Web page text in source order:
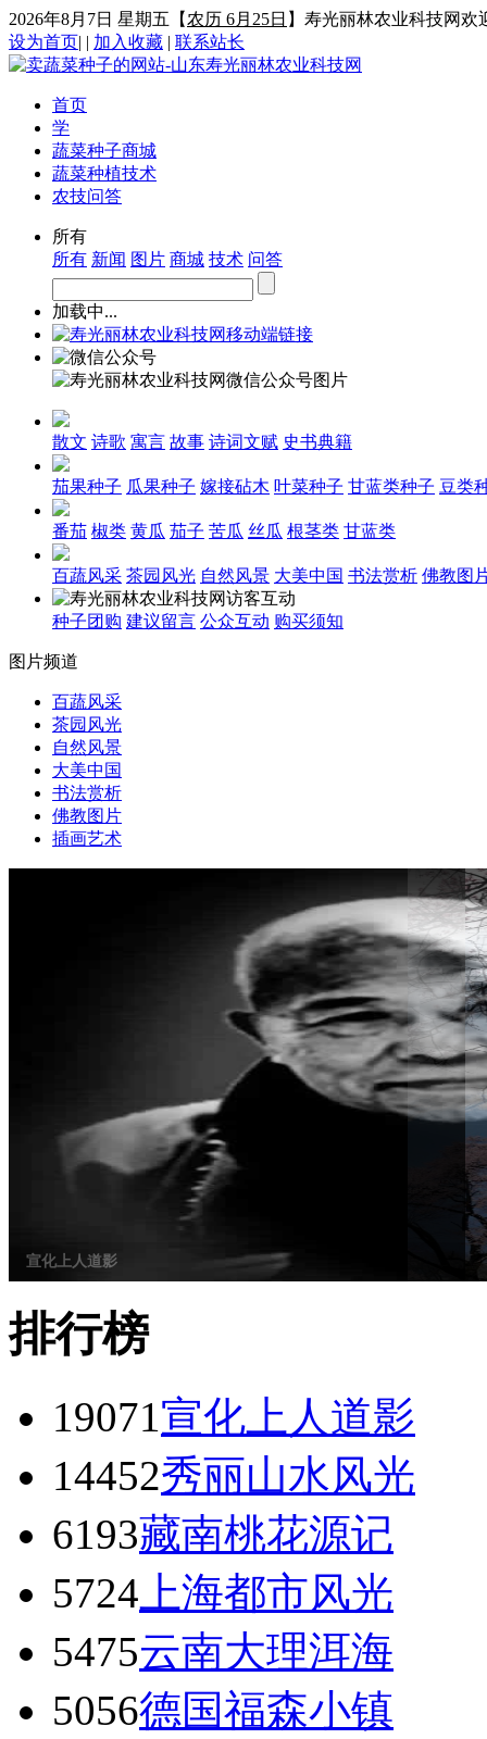
2026年8月7日 星期五 【农历 6月25日 】寿光丽林农业科技网欢
设为首页| | 加入收藏 | 联系站长
首页
学
蔬菜种子商城
蔬菜种植技术
农技问答
所有
所有 新闻 图片 商城 技术 问答
加载中...
散文 诗歌 寓言 故事 诗词文赋 史书典籍
茄果种子 瓜果种子 嫁接砧木 叶菜种子 甘蓝类种子 豆类
番茄 椒类 黄瓜 茄子 苦瓜 丝瓜 根茎类 甘蓝类
百蔬风采 茶园风光 自然风景 大美中国 书法赏析 佛教图
种子团购 建议留言 公众互动 购买须知
图片频道
百蔬风采
茶园风光
自然风景
大美中国
书法赏析
佛教图片
插画艺术
宣化上人道影
排行榜
19071宣化上人道影
14452秀丽山水风光
6193藏南桃花源记
5724 上海都市风光
5475云南大理洱海
5056德国福森小镇